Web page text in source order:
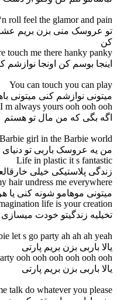
roll feel the glamor and pain
تو عروسک منی بزن بریم
کن
touch me there hanky panky
اینجا بوسم کن اونجا نوازشم
You can touch you can play
میتونی نوازشم کنی میتونی
m always yours ooh ooh ooh
اگه بگی که من مال تو هستم
girl in the Barbie world
من یه عروسک باربی تو دنیای
Life in plastic it s fantastic
زندگی پلاستیکی خیلی
hair undress me everywhere
میتونی موهامو شونه کنی یا
life is your creation
تخیلیه زندگیتو خودت میسازی
let s go party ah ah ah yeah
یالا باربی بزن بریم پارتی
ooh ooh ooh ooh ooh ooh
یالا باربی بزن بریم پارتی
talk do whatever you please